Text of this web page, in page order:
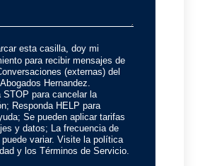
esta casilla, doy mi
para recibir mensajes de
(externas) del
Hernandez.
STOP para cancelar la
Responda HELP para
Se pueden aplicar tarifas
y datos; La frecuencia de
variar. Visite la política
y los Términos de Servicio.